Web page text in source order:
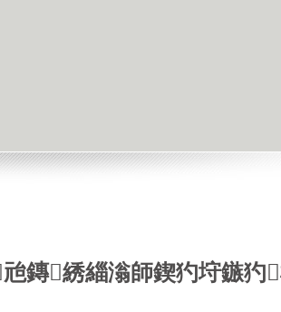
鏄綉緇滃師鍥犳垨鏃犳